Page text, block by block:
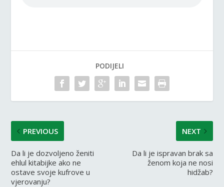
PODIJELI
PREVIOUS
Da li je dozvoljeno ženiti
ehlul kitabijke ako ne
ostave svoje kufrove u
vjerovanju?
NEXT
Da li je ispravan brak sa
ženom koja ne nosi
hidžab?